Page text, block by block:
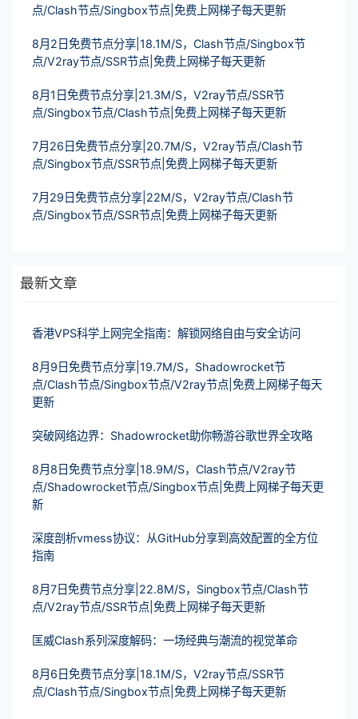
点/Clash节点/Singbox节点|免费上网梯子每天更新
8月2日免费节点分享|18.1M/S，Clash节点/Singbox节
点/V2ray节点/SSR节点|免费上网梯子每天更新
8月1日免费节点分享|21.3M/S，V2ray节点/SSR节
点/Singbox节点/Clash节点|免费上网梯子每天更新
7月26日免费节点分享|20.7M/S，V2ray节点/Clash节
点/Singbox节点/SSR节点|免费上网梯子每天更新
7月29日免费节点分享|22M/S，V2ray节点/Clash节
点/Singbox节点/SSR节点|免费上网梯子每天更新
最新文章
香港VPS科学上网完全指南：解锁网络自由与安全访问
8月9日免费节点分享|19.7M/S，Shadowrocket节
点/Clash节点/Singbox节点/V2ray节点|免费上网梯子每天
更新
突破网络边界：Shadowrocket助你畅游谷歌世界全攻略
8月8日免费节点分享|18.9M/S，Clash节点/V2ray节
点/Shadowrocket节点/Singbox节点|免费上网梯子每天更
新
深度剖析vmess协议：从GitHub分享到高效配置的全方位
指南
8月7日免费节点分享|22.8M/S，Singbox节点/Clash节
点/V2ray节点/SSR节点|免费上网梯子每天更新
匡威Clash系列深度解码：一场经典与潮流的视觉革命
8月6日免费节点分享|18.1M/S，V2ray节点/SSR节
点/Clash节点/Singbox节点|免费上网梯子每天更新